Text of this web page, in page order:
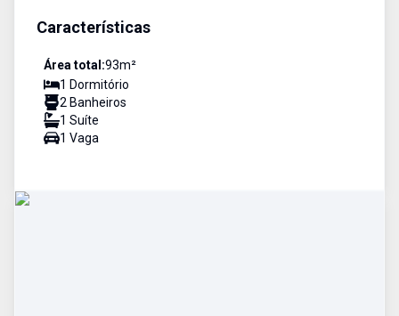
Características
Área total:93m²
1 Dormitório
2 Banheiros
1 Suíte
1 Vaga